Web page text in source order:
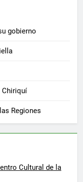
gobierno
Chiriquí
Regiones
Cultural de la